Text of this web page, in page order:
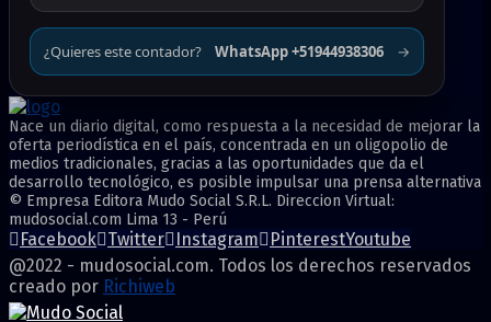
¿Quieres este contador? WhatsApp +51944938306 →
Nace un diario digital, como respuesta a la necesidad de mejorar la
oferta periodística en el país, concentrada en un oligopolio de
medios tradicionales, gracias a las oportunidades que da el
desarrollo tecnológico, es posible impulsar una prensa alternativa
© Empresa Editora Mudo Social S.R.L. Direccion Virtual:
mudosocial.com Lima 13 - Perú
Facebook Twitter Instagram PinterestYoutube
@2022 - mudosocial.com. Todos los derechos reservados
creado por Richiweb